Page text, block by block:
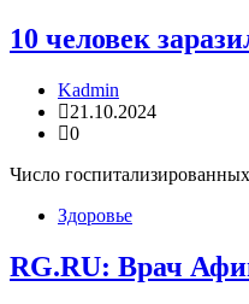
10 человек
Kadmin
21.10.2024
0
Число
Здоровье
RG.RU: Врач